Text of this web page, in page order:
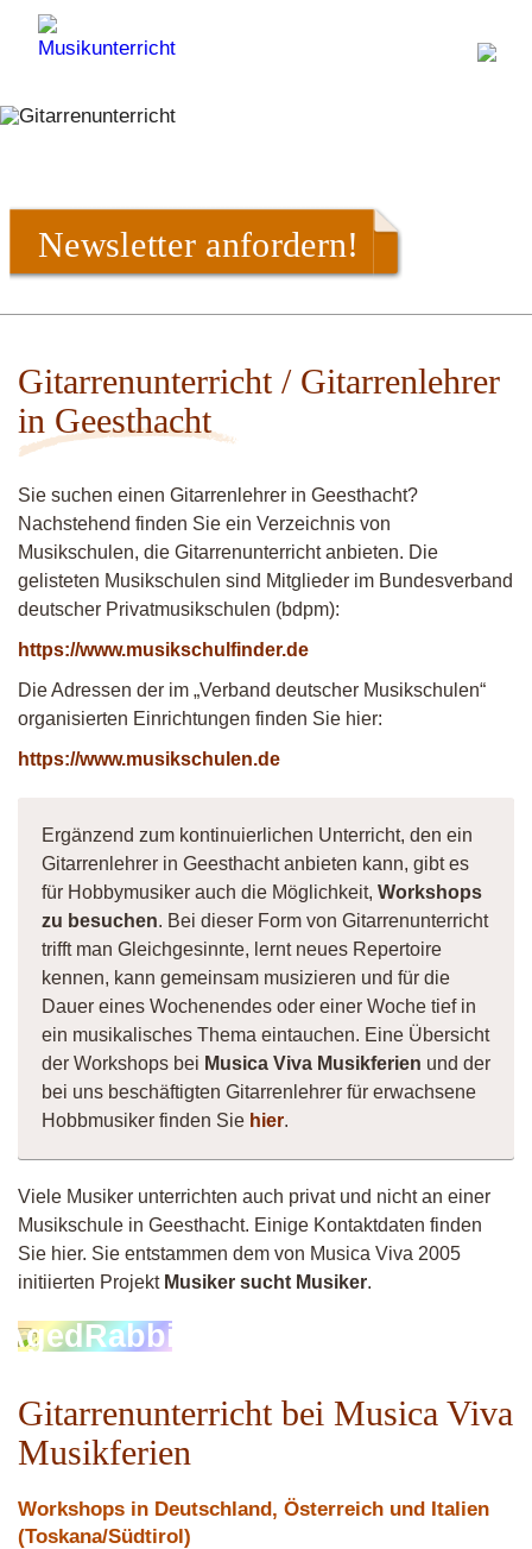
Newsletter anfordern!
Gitarrenunterricht / Gitarrenlehrer
in Geesthacht
Sie suchen einen Gitarrenlehrer in Geesthacht?
Nachstehend finden Sie ein Verzeichnis von
Musikschulen, die Gitarrenunterricht anbieten. Die
gelisteten Musikschulen sind Mitglieder im Bundesverband
deutscher Privatmusikschulen (bdpm):
https://www.musikschulfinder.de
Die Adressen der im „Verband deutscher Musikschulen“
organisierten Einrichtungen finden Sie hier:
https://www.musikschulen.de
Ergänzend zum kontinuierlichen Unterricht, den ein
Gitarrenlehrer in Geesthacht anbieten kann, gibt es
für Hobbymusiker auch die Möglichkeit, Workshops
zu besuchen. Bei dieser Form von Gitarrenunterricht
trifft man Gleichgesinnte, lernt neues Repertoire
kennen, kann gemeinsam musizieren und für die
Dauer eines Wochenendes oder einer Woche tief in
ein musikalisches Thema eintauchen. Eine Übersicht
der Workshops bei Musica Viva Musikferien und der
bei uns beschäftigten Gitarrenlehrer für erwachsene
Hobbmusiker finden Sie hier.
Viele Musiker unterrichten auch privat und nicht an einer
Musikschule in Geesthacht. Einige Kontaktdaten finden
Sie hier. Sie entstammen dem von Musica Viva 2005
initiierten Projekt Musiker sucht Musiker.
AgedRabbit
Gitarrenunterricht bei Musica Viva
Musikferien
Workshops in Deutschland, Österreich und Italien
(Toskana/Südtirol)